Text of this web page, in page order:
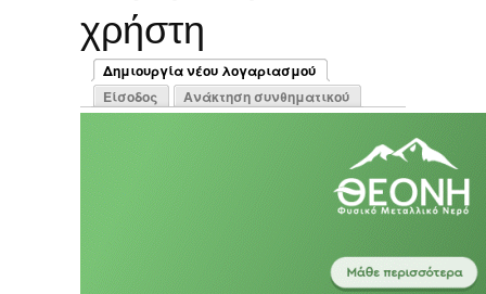
χρήστη
Πρωτεύουσες καρτέλες
Δημιουργία νέου λογαριασμού
(ενεργή καρτέλα)
Είσοδος Ανάκτηση συνθηματικού